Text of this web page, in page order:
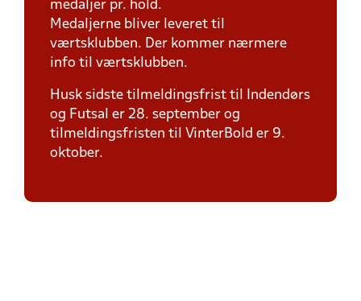
medaljer pr. hold.
Medaljerne bliver leveret til
værtsklubben. Der kommer nærmere
info til værtsklubben.
Husk sidste tilmeldingsfrist til Indendørs
og Futsal er 28. september og
tilmeldingsfristen til VinterBold er 9.
oktober.